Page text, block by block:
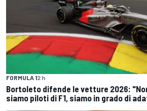
FORMULA 12 h
Bortoleto difende le vetture 2026:
siamo piloti di F1, siamo in grado di